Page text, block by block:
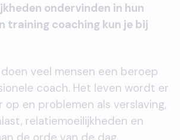
ondervinden in hun
training coaching kun je bij
veel mensen een beroep
coach. Het leven wordt er
op en problemen als verslaving,
relatiemoeilijkheden en